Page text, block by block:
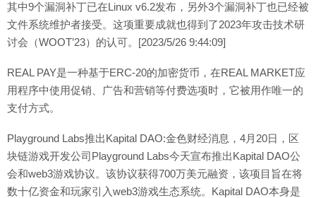
其中9个漏洞补丁已在Linux v6.2发布，另外3个漏洞补丁也已经被
文件系统维护者接受。这项重要成就也得到了2023年攻击技术研
讨会（WOOT’23）的认可。[2023/5/26 9:44:09]
REAL PAY是一种基于ERC-20的加密货币，在REAL MARKET应
用程序中使用促销、广告和营销等付费选项时，它被用作唯一的
支付方式。
Playground Labs推出Kapital DAO:金色财经消息，4月20日，区
块链游戏开发公司Playground Labs今天宣布推出Kapital DAO公
会和web3游戏协议。该协议获得700万美元融资，该项目旨在将
数十亿资金和玩家引入web3游戏生态系统。Kapital DAO本身是